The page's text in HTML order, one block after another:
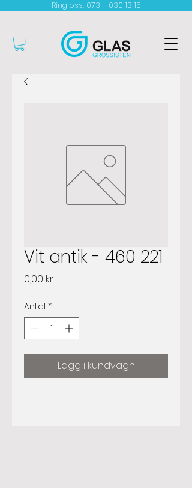
Ring oss: 073 - 030 13 15​
Vit antik - 460 221
0,00 krPris
Antal *
Lägg i kundvagn